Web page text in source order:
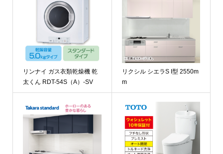
リンナイ ガス衣類乾燥機 乾
太くん RDT-54S（A）-SV
リクシル シエラS I型 2550m
m